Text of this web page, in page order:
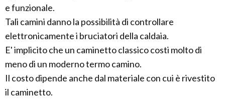
e funzionale.
Tali camini danno la possibilità di controllare
elettronicamente i bruciatori della caldaia.
E' implicito che un caminetto classico costi molto di
meno di un moderno termo camino.
Il costo dipende anche dal materiale con cui è rivestito
il caminetto.